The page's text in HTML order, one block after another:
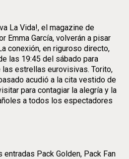
La Vida!, el magazine de
Emma García, volverán a pisar
conexión, en riguroso directo,
las 19:45 del sábado para
estrellas eurovisivas. Torito,
acudió a la cita vestido de
para contagiar la alegría y la
a todos los espectadores
Pack Golden, Pack Fan